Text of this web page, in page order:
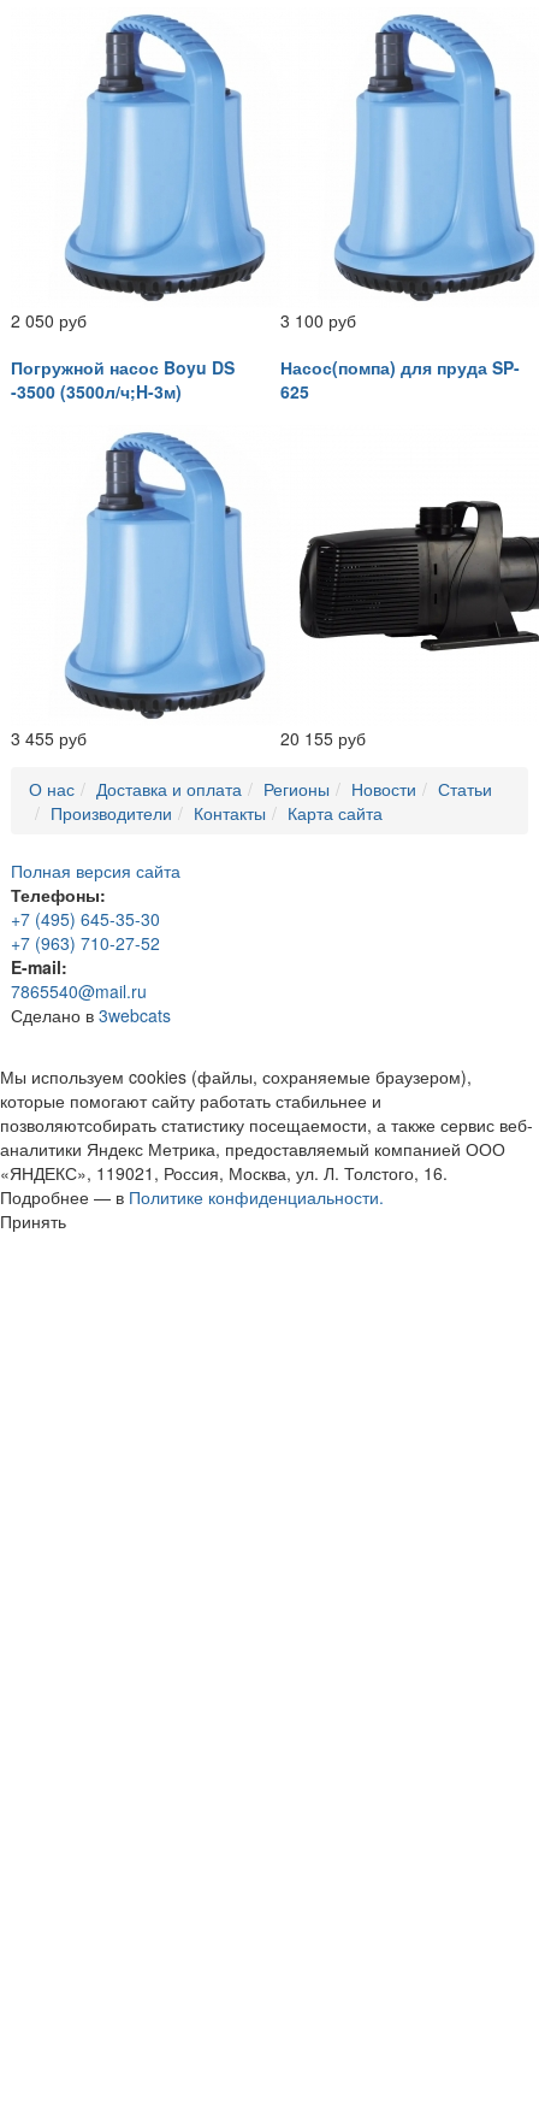
2 050 руб
3 100 руб
Погружной насос Boyu DS
-3500 (3500л/ч;H-3м)
3 455 руб
Насос(помпа) для пруда SP-
625
20 155 руб
О нас Доставка и оплата Регионы Новости
Статьи
Производители
Контакты Карта сайта
Полная версия сайта
Телефоны:
+7 (495) 645-35-30
+7 (963) 710-27-52
E-mail:
7865540@mail.ru
Сделано в 3webcats
Мы используем cookies (файлы, сохраняемые браузером),
которые помогают сайту работать стабильнее и
позволяютсобирать статистику посещаемости, а также сервис веб-
аналитики Яндекс Метрика, предоставляемый компанией ООО
«ЯНДЕКС», 119021, Россия, Москва, ул. Л. Толстого, 16.
Подробнее — в Политике конфиденциальности.
Принять